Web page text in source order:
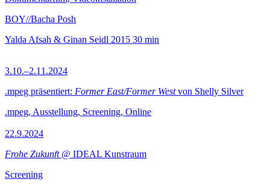
BOY//Bacha Posh
Yalda Afsah & Ginan Seidl 2015 30 min
3.10.–2.11.2024
.mpeg präsentiert: Former East/Former Westvon Shelly Silver
.mpeg, Ausstellung, Screening, Online
22.9.2024
Frohe Zukunft@ IDEAL Kunstraum
Screening